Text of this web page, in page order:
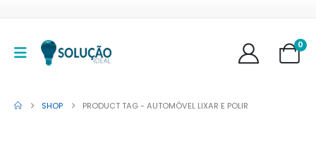
0
SHOP PRODUCT TAG -AUTOMÓVEL LIXAR E POLIR